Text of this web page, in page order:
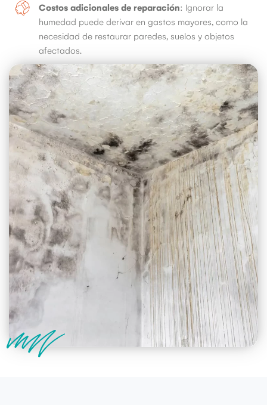
Costos adicionales de reparación: Ignorar la
humedad puede derivar en gastos mayores, como la
necesidad de restaurar paredes, suelos y objetos
afectados.